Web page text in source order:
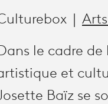
le cadre
et
Baïz se
sur Facebook
sur X